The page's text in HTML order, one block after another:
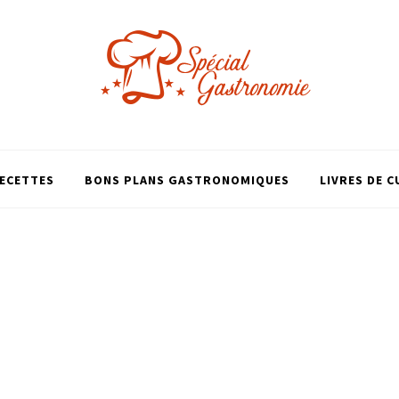
BONS PLANS GASTRONOMIQUES LIVRES DE